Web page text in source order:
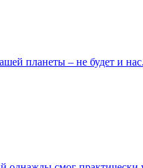
планеты – не будет и нас.